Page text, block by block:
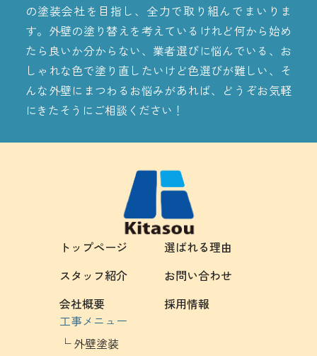
の塗装会社を目指し、全力で取り組んでまいりま
す。外壁の塗り替えを考えているけれど何から始め
たら良いか分からない、業者選びに悩んでいる、お
しゃれな色で塗り直したいけど色選びが難しい、そ
んな外壁にまつわるお悩みがあれば、どうぞお気軽
にきたそうにご相談ください！
トップページ
選ばれる理由
スタッフ紹介
お問い合わせ
会社概要
採用情報
工事メニュー
外壁塗装